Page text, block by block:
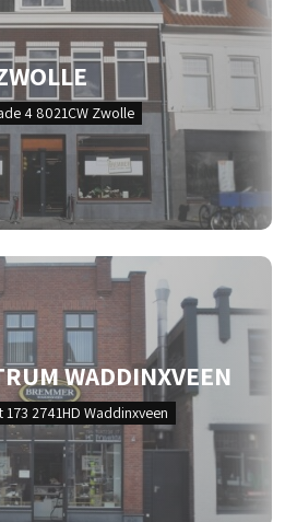
4 8021CW Zwolle
WADDINXVEEN
2741HD Waddinxveen